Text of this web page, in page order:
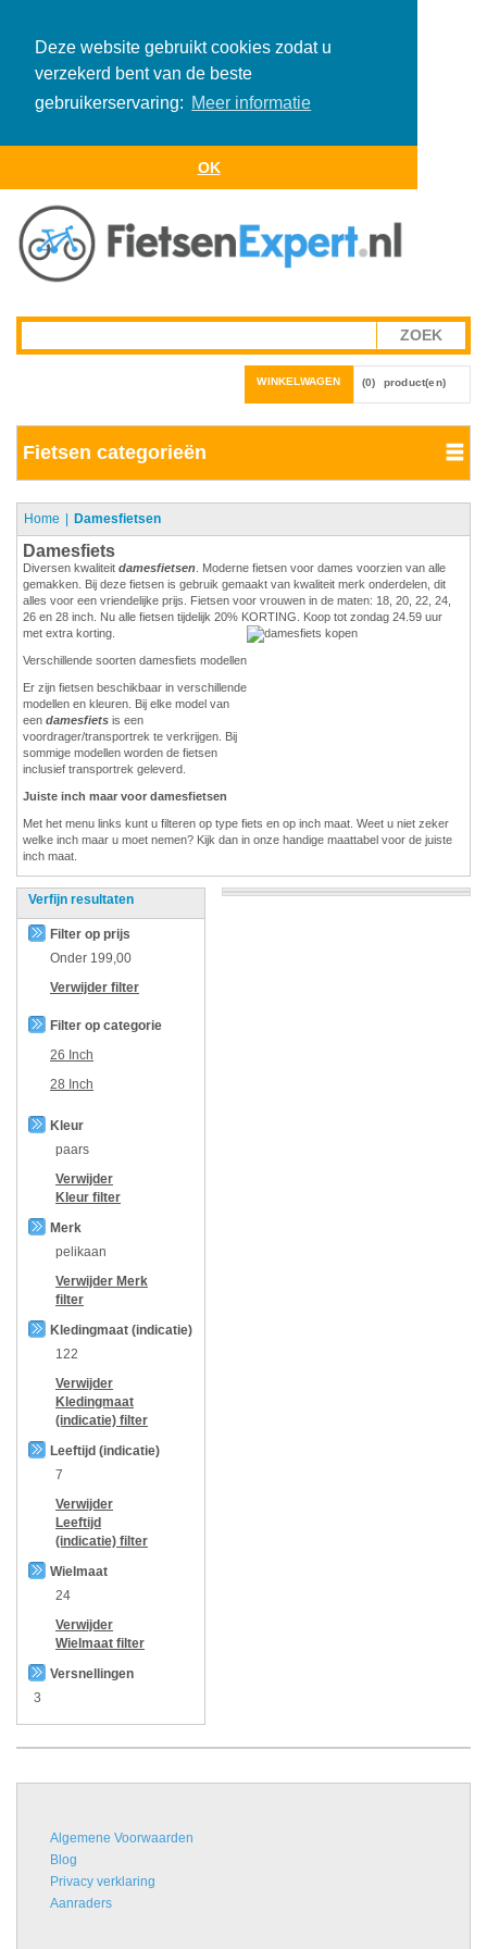
Deze website gebruikt cookies zodat u
verzekerd bent van de beste
gebruikerservaring: Meer informatie
OK
WINKELWAGEN (0) product(en)
Fietsen categorieën
Home Damesfietsen
Damesfiets
Diversen kwaliteit damesfietsen . Moderne fietsen voor dames voorzien van alle
gemakken. Bij deze fietsen is gebruik gemaakt van kwaliteit merk onderdelen, dit
alles voor een vriendelijke prijs. Fietsen voor vrouwen in de maten: 18, 20, 22, 24,
26 en 28 inch. Nu alle fietsen tijdelijk 20% KORTING. Koop tot zondag 24.59 uur
met extra korting.
Verschillende soorten damesfiets modellen
Er zijn fietsen beschikbaar in verschillende
modellen en kleuren. Bij elke model van
een damesfiets is een
voordrager/transportrek te verkrijgen. Bij
sommige modellen worden de fietsen
inclusief transportrek geleverd.
Juiste inch maar voor damesfietsen
Met het menu links kunt u filteren op type fiets en op inch maat. Weet u niet zeker
welke inch maar u moet nemen? Kijk dan in onze handige maattabel voor de juiste
inch maat.
Verfijn resultaten
Filter op prijs
Onder 199,00
Verwijder filter
Filter op categorie
26 Inch
28 Inch
Kleur
paars
Verwijder
Kleur filter
Merk
pelikaan
Verwijder Merk
filter
Kledingmaat (indicatie)
122
Verwijder
Kledingmaat
(indicatie) filter
Leeftijd (indicatie)
7
Verwijder
Leeftijd
(indicatie) filter
Wielmaat
24
Verwijder
Wielmaat filter
Versnellingen
3
Algemene Voorwaarden
Blog
Privacy verklaring
Aanraders